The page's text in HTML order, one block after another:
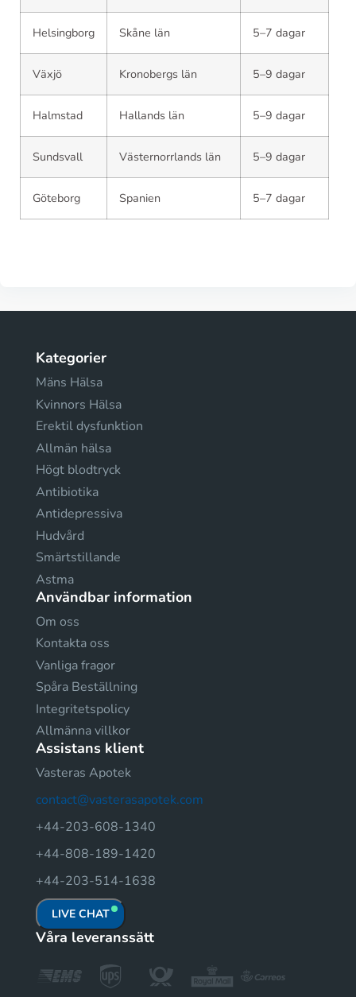
Helsingborg Skåne län 5–7 dagar
Växjö Kronobergs län 5–9 dagar
Halmstad Hallands län 5–9 dagar
Sundsvall Västernorrlands län 5–9 dagar
Göteborg Spanien 5–7 dagar
Kategorier
Mäns Hälsa
Kvinnors Hälsa
Erektil dysfunktion
Allmän hälsa
Högt blodtryck
Antibiotika
Antidepressiva
Hudvård
Smärtstillande
Astma
Användbar information
Om oss
Kontakta oss
Vanliga fragor
Spåra Beställning
Integritetspolicy
Allmänna villkor
Assistans klient
Vasteras Apotek
contact@vasterasapotek.com
+44-203-608-1340
+44-808-189-1420
+44-203-514-1638
LIVE CHAT
Våra leveranssätt